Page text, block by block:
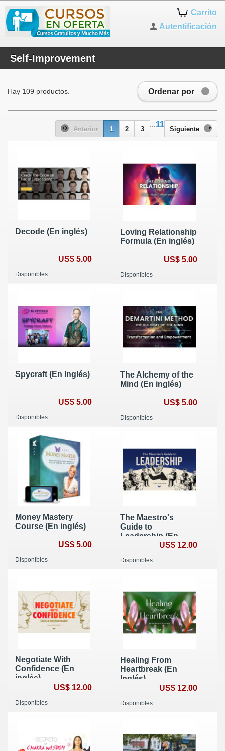
Carrito
Autentificación
Self-Improvement
Ordenar por
Hay 109 productos.
Anterior 1 2 3
...11
Siguiente
Decode (En inglés)
US$ 5.00
Disponibles
Loving Relationship
Formula (En inglés)
US$ 5.00
Disponibles
Spycraft (En Inglés)
US$ 5.00
Disponibles
The Alchemy of the
Mind (En inglés)
US$ 5.00
Disponibles
Money Mastery
Course (En inglés)
US$ 5.00
Disponibles
The Maestro's
Guide to
Leadership (En
US$ 12.00
Disponibles
Negotiate With
Confidence (En
inglés)
US$ 12.00
Disponibles
Healing From
Heartbreak (En
Inglés)
US$ 12.00
Disponibles